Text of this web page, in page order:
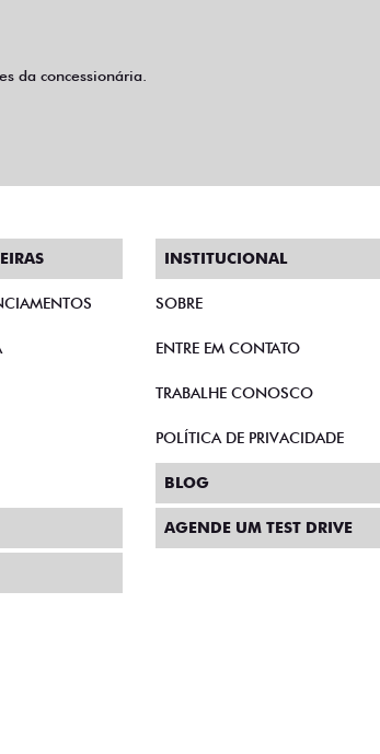
da concessionária.
INSTITUCIONAL
SOBRE
ENTRE EM CONTATO
TRABALHE CONOSCO
POLÍTICA DE PRIVACIDADE
BLOG
AGENDE UM TEST DRIVE